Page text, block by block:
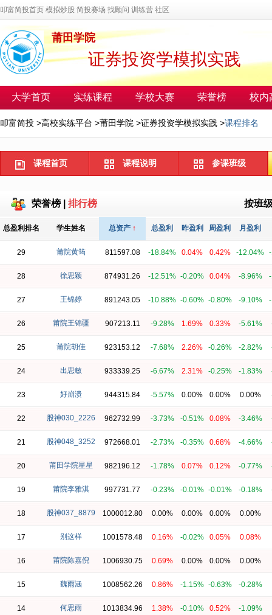
叩富简投首页 模拟炒股 简投赛场 找顾问 训练营 社区
莆田学院
证券投资学模拟实践
大学首页 实练课程 学校大赛 荣誉榜 校内
叩富简投 >高校实练平台 >莆田学院 >证券投资学模拟实践 >课程排名
课程首页 课程说明 参课班级
荣誉榜 排行榜 按班
总盈利排名 学生姓名 总资产 ↑ 总盈利 昨盈利 周盈利 月盈利
29 莆院黄筠 811597.08 -18.84% 0.04% 0.42% -12.04%
28 徐思颖 874931.26 -12.51% -0.20% 0.04% -8.96%
27 王锦婷 891243.05 -10.88% -0.60% -0.80% -9.10%
26 莆院王锦疆 907213.11 -9.28% 1.69% 0.33% -5.61%
25 莆院胡佳 923153.12 -7.68% 2.26% -0.26% -2.82%
24 出思敏 933339.25 -6.67% 2.31% -0.25% -1.83%
23 好崩溃 944315.84 -5.57% 0.00% 0.00% 0.00%
22 股神030_2226 962732.99 -3.73% -0.51% 0.08% -3.46%
21 股神048_3252 972668.01 -2.73% -0.35% 0.68% -4.66%
20 莆田学院星星 982196.12 -1.78% 0.07% 0.12% -0.77%
19 莆院李雅淇 997731.77 -0.23% -0.01% -0.01% -0.18%
18 股神037_8879 1000012.80 0.00% 0.00% 0.00% 0.00%
17 别这样 1001578.48 0.16% -0.02% 0.05% 0.08%
16 莆院陈嘉倪 1006930.75 0.69% 0.00% 0.00% 0.00%
15 魏雨涵 1008562.26 0.86% -1.15% -0.63% -0.28%
14 何思雨 1013834.96 1.38% -0.10% 0.52% -1.09%